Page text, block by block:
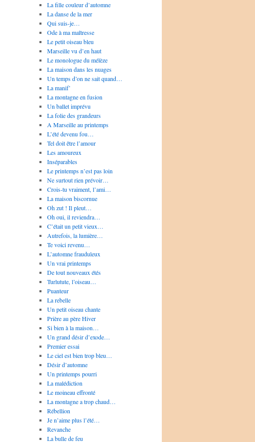
La fille couleur d’automne
La danse de la mer
Qui suis-je…
Ode à ma maîtresse
Le petit oiseau bleu
Marseille vu d’en haut
Le monologue du mélèze
La maison dans les nuages
Un temps d’on ne sait quand…
La manif’
La montagne en fusion
Un ballet imprévu
La folie des grandeurs
A Marseille au printemps
L’été devenu fou…
Tel doit être l’amour
Les amoureux
Inséparables
Le printemps n’est pas loin
Ne surtout rien prévoir…
Crois-tu vraiment, l’ami…
La maison biscornue
Oh zut ! Il pleut…
Oh oui, il reviendra…
C’était un petit vieux…
Autrefois, la lumière…
Te voici revenu…
L’automne frauduleux
Un vrai printemps
De tout nouveaux étés
Turlutute, l’oiseau…
Puanteur
La rebelle
Un petit oiseau chante
Prière au père Hiver
Si bien à la maison…
Un grand désir d’exode…
Premier essai
Le ciel est bien trop bleu…
Désir d’automne
Un printemps pourri
La malédiction
Le moineau effronté
La montagne a trop chaud…
Rébellion
Je n’aime plus l’été…
Revanche
La bulle de feu